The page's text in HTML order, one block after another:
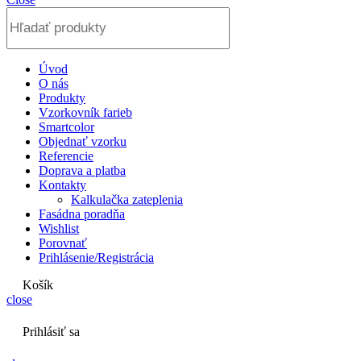
Úvod
O nás
Produkty
Vzorkovník farieb
Smartcolor
Objednať vzorku
Referencie
Doprava a platba
Kontakty
Kalkulačka zateplenia
Fasádna poradňa
Wishlist
Porovnať
Prihlásenie/Registrácia
Košík
close
Prihlásiť sa